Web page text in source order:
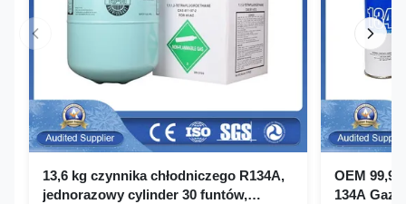
13,6 kg czynnika chłodniczego R134A,
jednorazowy cylinder 30 funtów,
OEM
134A Gaz